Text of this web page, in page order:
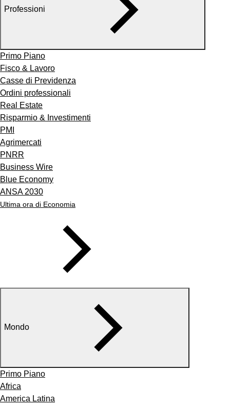
Professioni
Primo Piano
Fisco & Lavoro
Casse di Previdenza
Ordini professionali
Real Estate
Risparmio & Investimenti
PMI
Agrimercati
PNRR
Business Wire
Blue Economy
ANSA 2030
Ultima ora di Economia
Mondo
Primo Piano
Africa
America Latina